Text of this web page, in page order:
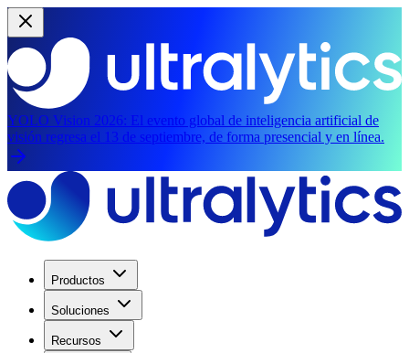
YOLO Vision 2026: El evento global de inteligencia artificial de
visión regresa el 13 de septiembre, de forma presencial y en línea.
Productos
Soluciones
Recursos